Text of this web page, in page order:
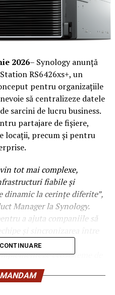
2026– Synology anunță
RS6426xs+, un
pentru organizațiile
să centralizeze datele
sarcini de lucru business.
partajare de fișiere,
locații, precum și pentru
tot mai complexe,
fiabile și
dinamic la cerințe diferite”,
Manager la Synology.
a ajuta companiile să
de lucru și
ecosisteme de
spațiilor fizice.”